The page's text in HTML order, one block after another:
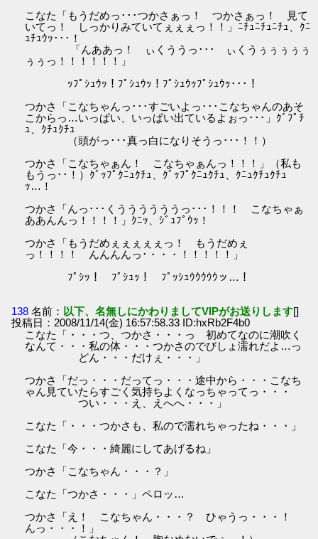
こなた「もうだめっ･･･つかさぁっ！ つかさぁっ！ 見て
いてっ！ しっかりみていてぇぇぇっ！！」ﾆﾁｭﾆﾁｭﾆﾁｭ、ｸﾆ
ｭﾁｭｳｯ･･･！
「んああっ！ ぃくううっ･･･ ぃくうぅぅぅぅぅ
ぅぅっ！！！！！！」
ｯﾌﾟｼｭｳｯ！ﾌﾟｼｭｳｯ！ﾌﾟｼｭｳｯﾌﾟｼｭｳｯ･･･！
つかさ「こなちゃんっ･･･すごいよっ･･･こなちゃんのあそ
こからっ…いっぱい、いっぱい出ているよぉっ･･･」ｸﾞﾌﾟﾁ
ｭ、ｸﾁｭｸﾁｭ
（頭がっ･･･真っ白になりそうっ･･･！！）
つかさ「こなちゃぁん！ こなちゃぁんっ！！！」（私も
もうっ･･！）ｸﾞｯﾌﾟｸﾆｭｸﾁｭ、ｸﾞｯﾌﾟｸﾆｭｸﾁｭ、ｸﾆｭｸﾁｭｸﾁｭ
ｯ…！
つかさ「んっ･･･くううううううっ･･･！！！ こなちゃぁ
ああんんっ！！！！」ｸﾆｯ、ｼﾞｭﾌﾟｳｯ！
つかさ「もうだめぇぇぇぇぇっ！ もうだめぇ
っ！！！！ んんんんっ･・・・！！！！！」
ﾌﾟｼｯ！ ﾌﾟｼｭｯ！ ﾌﾟｯｼｭｳｳｳｳｳッ…！
138 名前： 以下、名無しにかわりましてVIPがお送りします[]
投稿日：2008/11/14(金) 16:57:58.33 ID:hxRb2F4b0
こなた「・・・つ、つかさ・・・っ 初めてなのに潮吹く
なんて・・・私の体・・・つかさのでびしょ濡れだよ…っ
どん・・・だけぇ・・・」
つかさ「だっ・・・だってっ・・・途中から・・・こなち
ゃん見ていたらすごく気持ちよくなっちゃってっ・・・
つい・・・え、えへへ・・・」
こなた「・・・つかさも、私ので濡れちゃったね・・・」
こなた「今・・・綺麗にしてあげるね」
つかさ「こなちゃん・・・？」
こなた「つかさ・・・」ペロッ…
つかさ「え！ こなちゃん・・・？ ひゃうっ・・・！
んっ・・・！」